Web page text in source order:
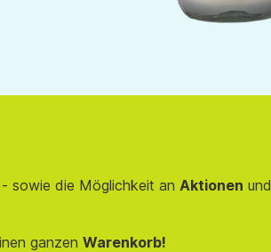
sowie die Möglichkeit an Aktionen und
ganzen Warenkorb!